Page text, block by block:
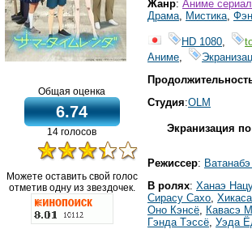
Общая оценка
6.74
14 голосов
Можете оставить свой голос
отметив одну из звездочек.
Жанр: Аниме
Драма Мистика
HD 1080
Аниме
Студия:OLM
Экранизация
Режиссер:
В ролях: Ханаэ
Сирасу Сахо
Оно Кэнсё Кавасэ
Гэнда Тэссё Уэда